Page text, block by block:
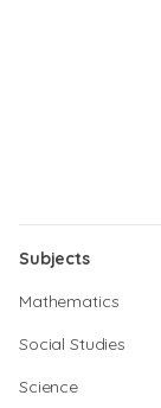
Subjects
Mathematics
Social Studies
Science